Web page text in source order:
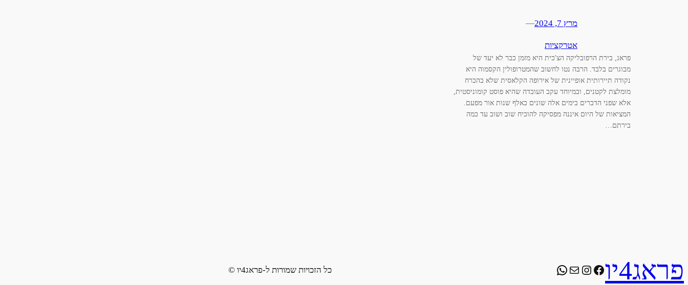
מרץ 7, 2024 —
אטרקציות
פראג, בירת הרפובליקה הצ'כית היא מזמן כבר לא יעד של
מבוגרים בלבד. הרבה נטו לחשוב שהמטרופולין הקסמוה היא
נקודה תיירותית אופיינית של אירופה הקלאסית שלא בהכרח
מומלצת לקטנים, ובמיוחד עקב העובדה שהיא פוסט קומוניסטית,
אלא שפני הדברים בימים אלה שונים כאלף שנות אור מפעם.
המציאות של היום איננה מפסיקה להוכיח שוב ושוב עד כמה
בירתם…
פראג4יו Facebook
Instagram
Mail
WhatsApp כל הזכויות שמורות ל-פראג4יו ©